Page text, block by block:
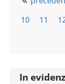
10
11
In